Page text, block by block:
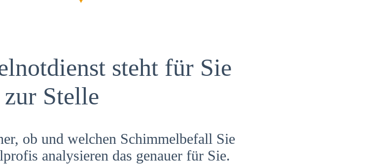
steht für Sie
zur Stelle
ob und welchen Schimmelbefall Sie
analysieren das genauer für Sie.